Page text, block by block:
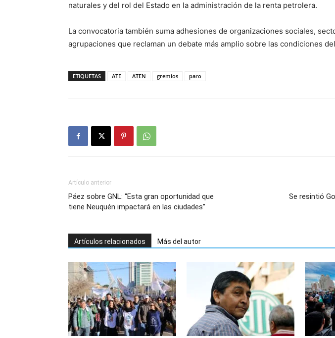
naturales y del rol del Estado en la administración de la renta petrolera.
La convocatoria también suma adhesiones de organizaciones sociales,
agrupaciones que reclaman un debate más amplio sobre las condiciones
ETIQUETAS ATE ATEN gremios paro
Artículo anterior
Páez sobre GNL: “Esta gran oportunidad que
tiene Neuquén impactará en las ciudades”
Se resintió
Artículos relacionados Más del autor